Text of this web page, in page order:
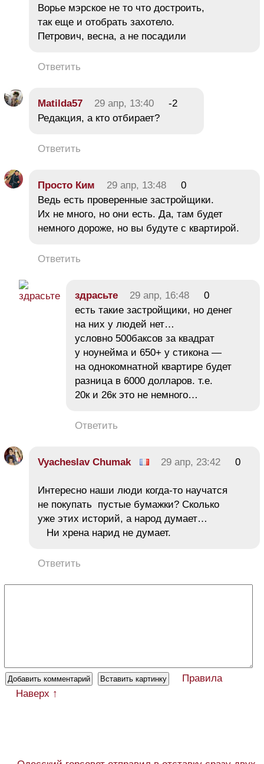
Ворье мэрское не то что достроить,
так еще и отобрать захотело.
Петрович, весна, а не посадили
Ответить
Matilda57 29 апр, 13:40
-2
Редакция, а кто отбирает?
Ответить
Просто Ким 29 апр, 13:48
0
Ведь есть проверенные застройщики.
Их не много, но они есть. Да, там будет
немного дороже, но вы будуте с квартирой.
Ответить
здрасьте 29 апр, 16:48
0
есть такие застройщики, но денег
на них у людей нет…
условно 500баксов за квадрат
у ноунейма и 650+ у стикона —
на однокомнатной квартире будет
разница в 6000 долларов. т.е.
20к и 26к это не немного…
Ответить
Vyacheslav Chumak 29 апр, 23:42 0
Интересно наши люди когда-то научатся
не покупать пустые бумажки? Сколько
уже этих историй, а народ думает…
Ни хрена нарид не думает.
Ответить
Правила
Наверх ↑